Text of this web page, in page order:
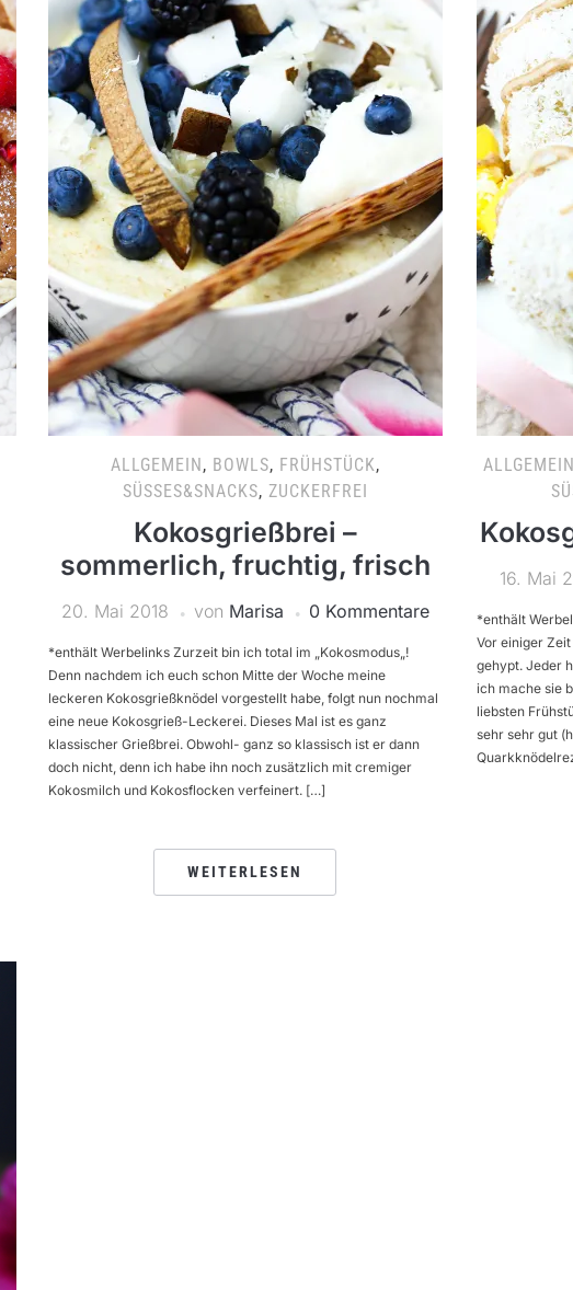
ALLGEMEIN , BOWLS, FRÜHSTÜCK,
SÜSSES&SNACKS , ZUCKERFREI
Kokosgrießbrei –
sommerlich, fruchtig, frisch
20. Mai 2018 von Marisa 0 Kommentare
*enthält Werbelinks Zurzeit bin ich total im „Kokosmodus„!
Denn nachdem ich euch schon Mitte der Woche meine
leckeren Kokosgrießknödel vorgestellt habe, folgt nun nochmal
eine neue Kokosgrieß-Leckerei. Dieses Mal ist es ganz
klassischer Grießbrei. Obwohl- ganz so klassisch ist er dann
doch nicht, denn ich habe ihn noch zusätzlich mit cremiger
Kokosmilch und Kokosflocken verfeinert. […]
WEITERLESEN
ALLGEMEIN
16. Mai
*enthält
Vor einiger
gehypt. Jeder
ich mache sie
liebsten
sehr sehr gut